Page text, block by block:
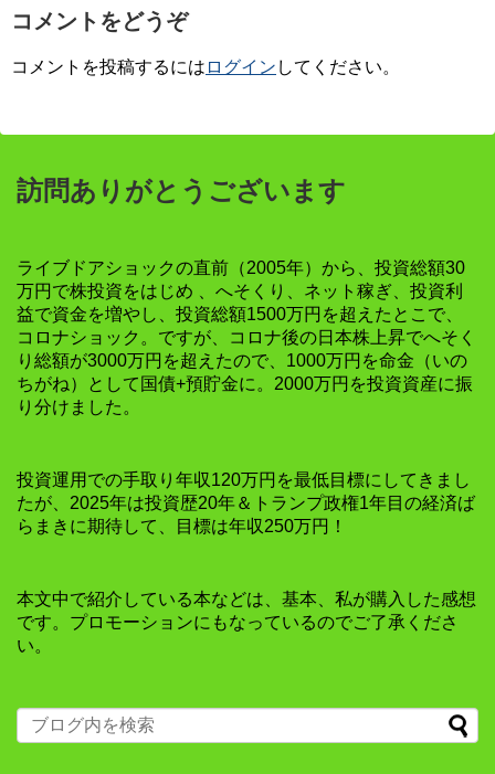
コメントをどうぞ
コメントを投稿するには ログイン してください。
訪問ありがとうございます
ライブドアショックの直前（2005年）から、投資総額30
万円で株投資をはじめ 、へそくり、ネット稼ぎ、投資利
益で資金を増やし、投資総額1500万円を超えたとこで、
コロナショック。ですが、コロナ後の日本株上昇でへそく
り総額が3000万円を超えたので、1000万円を命金（いの
ちがね）として国債+預貯金に。2000万円を投資資産に振
り分けました。
投資運用での手取り年収120万円を最低目標にしてきまし
たが、2025年は投資歴20年＆トランプ政権1年目の経済ば
らまきに期待して、目標は年収250万円！
本文中で紹介している本などは、基本、私が購入した感想
です。プロモーションにもなっているのでご了承くださ
い。